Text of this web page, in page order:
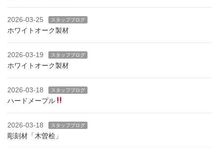
2026-03-25 スタッフブログ
ホワイトオーク製材
2026-03-19 スタッフブログ
ホワイトオーク製材
2026-03-18 スタッフブログ
ハードメープル
2026-03-18 スタッフブログ
彫刻材「木曽桧」